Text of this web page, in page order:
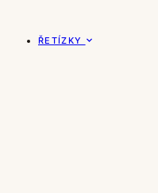
ŘETÍZKY